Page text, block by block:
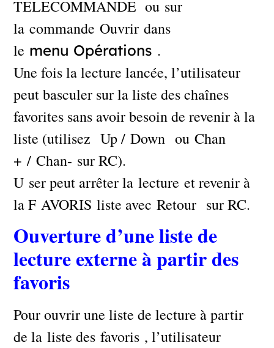
TELECOMMANDE ou sur
la commande Ouvrir dans
le menu Opérations .
Une fois la lecture lancée, l’utilisateur
peut basculer sur la liste des chaînes
favorites sans avoir besoin de revenir à la
liste (utilisez Up / Down ou Chan
+ / Chan- sur RC).
U ser peut arrêter la lecture et revenir à
la F AVORIS liste avec Retour sur RC.
Ouverture d’une liste de
lecture externe à partir des
favoris
Pour ouvrir une liste de lecture à partir
de la liste des favoris , l’utilisateur